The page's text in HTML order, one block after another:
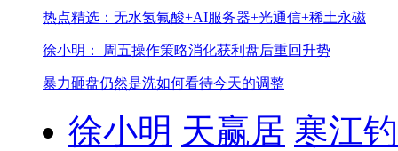
热点精选：无水氢氟酸+AI服务器+光通信+稀土永磁
徐小明： 周五操作策略消化获利盘后重回升势
暴力砸盘仍然是洗如何看待今天的调整
徐小明 天赢居 寒江